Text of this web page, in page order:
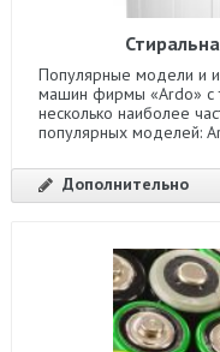
Популярные модели и
машин фирмы «Ardo» с
несколько наиболее
популярных моделей:
Дополнительно